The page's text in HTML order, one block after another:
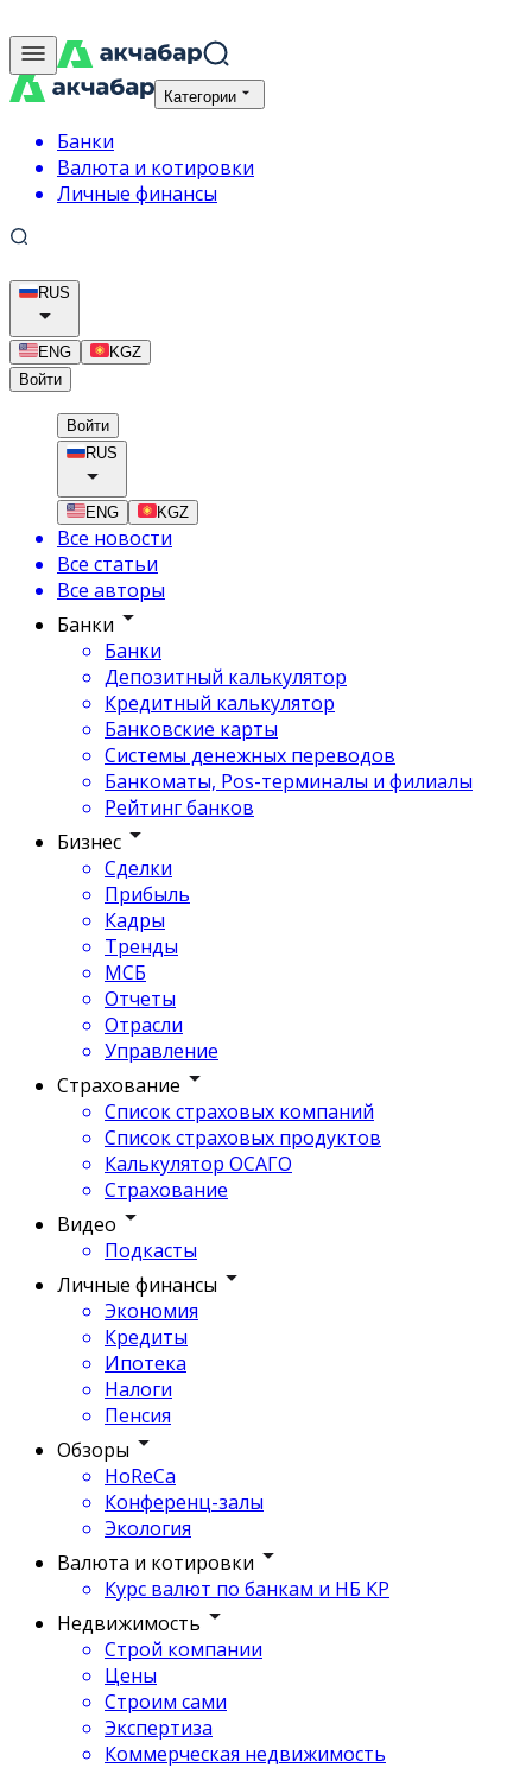
Категории
Банки
Валюта и котировки
Личные финансы
RUS
ENG
KGZ
Войти
Войти
RUS
ENG KGZ
Все новости
Все статьи
Все авторы
Банки
Банки
Депозитный калькулятор
Кредитный калькулятор
Банковские карты
Системы денежных переводов
Банкоматы, Pos-терминалы и филиалы
Рейтинг банков
Бизнес
Сделки
Прибыль
Кадры
Тренды
МСБ
Отчеты
Отрасли
Управление
Страхование
Список страховых компаний
Список страховых продуктов
Калькулятор ОСАГО
Страхование
Видео
Подкасты
Личные финансы
Экономия
Кредиты
Ипотека
Налоги
Пенсия
Обзоры
HoReCa
Конференц-залы
Экология
Валюта и котировки
Курс валют по банкам и НБ КР
Недвижимость
Строй компании
Цены
Строим сами
Экспертиза
Коммерческая недвижимость